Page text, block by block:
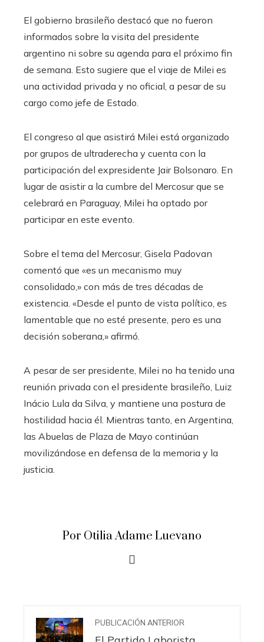
El gobierno brasileño destacó que no fueron
informados sobre la visita del presidente
argentino ni sobre su agenda para el próximo fin
de semana. Esto sugiere que el viaje de Milei es
una actividad privada y no oficial, a pesar de su
cargo como jefe de Estado.
El congreso al que asistirá Milei está organizado
por grupos de ultraderecha y cuenta con la
participación del expresidente Jair Bolsonaro. En
lugar de asistir a la cumbre del Mercosur que se
celebrará en Paraguay, Milei ha optado por
participar en este evento.
Sobre el tema del Mercosur, Gisela Padovan
comentó que «es un mecanismo muy
consolidado,» con más de tres décadas de
existencia. «Desde el punto de vista político, es
lamentable que no esté presente, pero es una
decisión soberana,» afirmó.
A pesar de ser presidente, Milei no ha tenido una
reunión privada con el presidente brasileño, Luiz
Inácio Lula da Silva, y mantiene una postura de
hostilidad hacia él. Mientras tanto, en Argentina,
las Abuelas de Plaza de Mayo continúan
movilizándose en defensa de la memoria y la
justicia.
Por Otilia Adame Luevano
PUBLICACIÓN ANTERIOR